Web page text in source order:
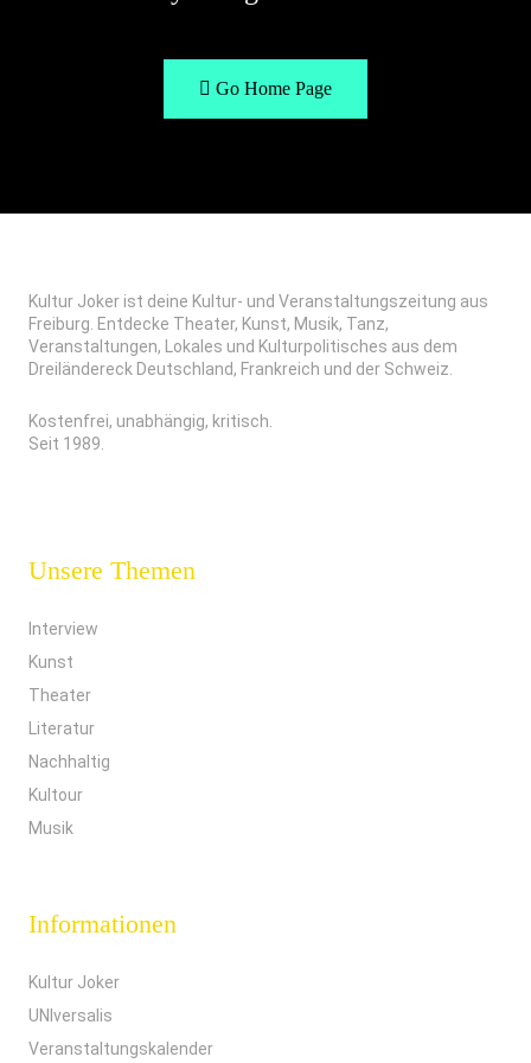
Go Home Page
Kultur Joker ist deine Kultur- und Veranstaltungszeitung aus
Freiburg. Entdecke Theater, Kunst, Musik, Tanz,
Veranstaltungen, Lokales und Kulturpolitisches aus dem
Dreiländereck Deutschland, Frankreich und der Schweiz.
Kostenfrei, unabhängig, kritisch.
Seit 1989.
Unsere Themen
Interview
Kunst
Theater
Literatur
Nachhaltig
Kultour
Musik
Informationen
Kultur Joker
UNIversalis
Veranstaltungskalender